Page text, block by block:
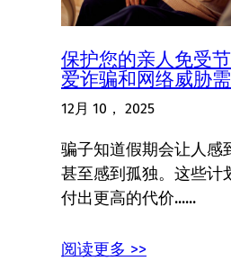
保护您的亲人免受
爱诈骗和网络威胁
12月 10， 2025
骗子知道假期会让人感
甚至感到孤独。这些计
付出更高的代价......
阅读更多 >>